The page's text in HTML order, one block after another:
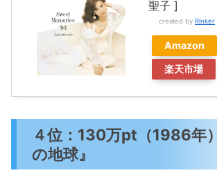
聖子 ]
created by Rinker
Amazon
楽天市場
４位：130万pt（1986年
の地球』